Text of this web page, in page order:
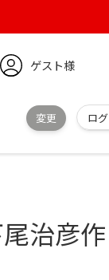
ゲスト様
変更 ロ
治彦